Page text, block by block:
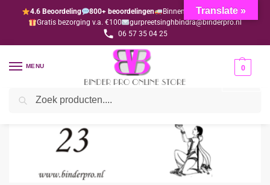
4.6 Beoordeling 800+ beoordelingen
Binnen 1-3 dagen geleverd
Gratis bezorging v.a. €100
gurpreetsinghbindra@binderpro.nl
06 57 35 04 25
MENU 0
Home Bedankjesafdeling
Translate »